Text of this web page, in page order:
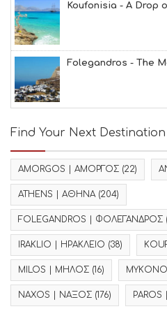
Koufonisia - A Drop
Folegandros - The
Find Your Next Destination
AMORGOS | ΑΜΟΡΓΟΣ (22)
ATHENS | ΑΘΗΝΑ(204)
FOLEGANDROS | ΦΟΛΕΓΑΝΔΡΟΣ
IRAKLIO | ΗΡΑΚΛΕΙΟ (38)
MILOS | ΜΗΛΟΣ (16)
NAXOS | ΝΑΞΟΣ (176)